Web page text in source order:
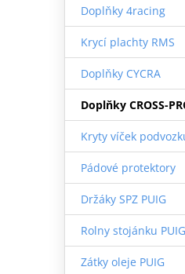
Doplňky 4racing
Krycí plachty RMS
Doplňky CYCRA
Doplňky CROSS-
Kryty víček
Pádové protektory
Držáky SPZ PUIG
Rolny stojánku PUIG
Zátky oleje PUIG